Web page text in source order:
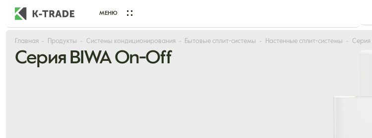
Начните искать товар по названию или артикулу
МЕНЮ
Главная Продукты Системы кондиционирования Бытовые сплит-системы Настенные сплит-системы Серия
Серия BIWA On-Off